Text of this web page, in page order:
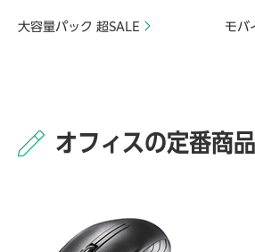
大容量パック 超SALE モバ
オフィスの定番商